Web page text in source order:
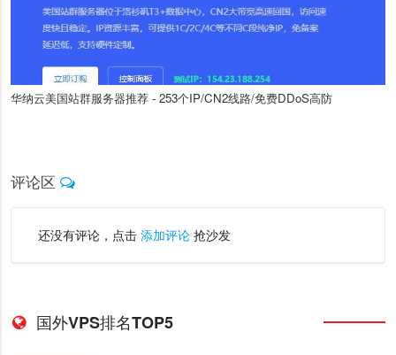
华纳云美国站群服务器推荐 - 253个IP/CN2线路/免费DDoS高防
评论区
还没有评论，点击 添加评论抢沙发
国外VPS排名TOP5